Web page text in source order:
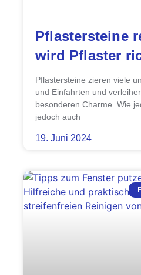
Pflastersteine
wird Pflaster
Pflastersteine zieren viele
und Einfahrten und
besonderen Charme. Wie
jedoch auch
19. Juni 2024